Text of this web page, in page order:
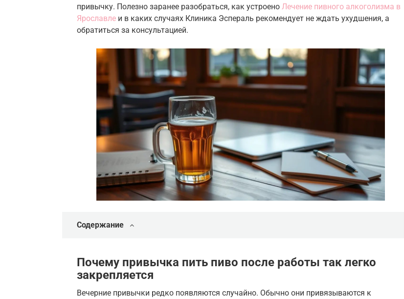
привычку. Полезно заранее разобраться, как устроено Лечение пивного алкоголизма в
Ярославле и в каких случаях Клиника Эспераль рекомендует не ждать ухудшения, а
обратиться за консультацией.
Содержание
Почему привычка пить пиво после работы так легко
закрепляется
Вечерние привычки редко появляются случайно. Обычно они привязываются к